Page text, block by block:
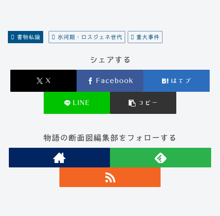
書物私論 氷河期・ロスジェネ世代 重大事件
シェアする
X Facebook はてブ
LINE コピー
物語の断面図編集部をフォローする